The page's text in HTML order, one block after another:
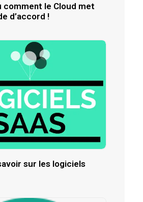
comment le Cloud met
d’accord !
sur les logiciels